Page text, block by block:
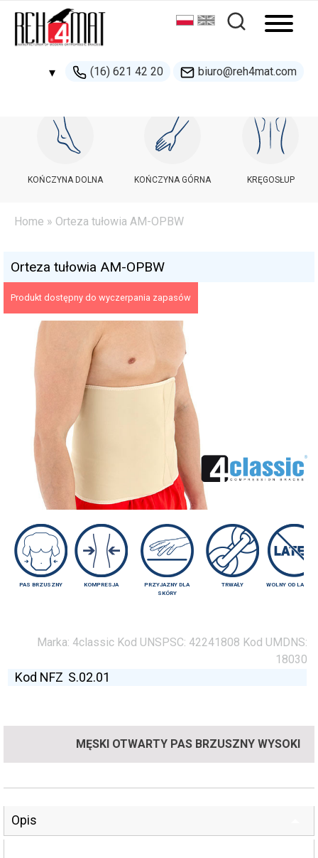
▾ (16) 621 42 20 biuro@reh4mat.com
500 132 274
handel@reh4mat.com
KOŃCZYNA DOLNA KOŃCZYNA GÓRNA KRĘGOSŁUP
Home » Orteza tułowia AM-OPBW
Orteza tułowia AM-OPBW
Produkt dostępny do wyczerpania zapasów
PAS BRZUSZNY KOMPRESJA
PRZYJAZNY DLA
SKÓRY
TRWAŁY WOLNY OD
Marka: 4classic Kod UNSPSC: 42241808 Kod UMDNS:
18030
Kod NFZ S.02.01
MĘSKI OTWARTY PAS BRZUSZNY WYSOKI
Opis